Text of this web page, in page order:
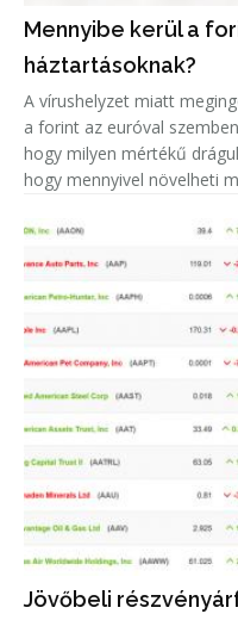
Mennyibe kerül a
háztartásoknak?
A vírushelyzet miatt
a forint az euróval
hogy milyen mértékű
hogy mennyivel növelheti
Jövőbeli